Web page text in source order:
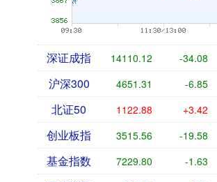
深证成指 14110.12 -34.08
沪深300 4651.31 -6.85
北证50 1122.88 +3.42
创业板指 3515.56 -19.58
基金指数 7229.80 -1.63